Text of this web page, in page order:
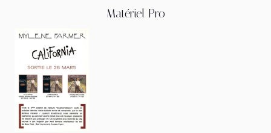
Matériel Pro